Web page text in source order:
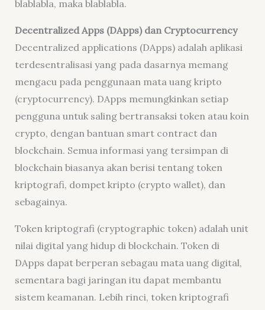
blablabla, maka blablabla.
Decentralized Apps (DApps) dan Cryptocurrency
Decentralized applications (DApps) adalah aplikasi
terdesentralisasi yang pada dasarnya memang
mengacu pada penggunaan mata uang kripto
(cryptocurrency). DApps memungkinkan setiap
pengguna untuk saling bertransaksi token atau koin
crypto, dengan bantuan smart contract dan
blockchain. Semua informasi yang tersimpan di
blockchain biasanya akan berisi tentang token
kriptografi, dompet kripto (crypto wallet), dan
sebagainya.
Token kriptografi (cryptographic token) adalah unit
nilai digital yang hidup di blockchain. Token di
DApps dapat berperan sebagau mata uang digital,
sementara bagi jaringan itu dapat membantu
sistem keamanan. Lebih rinci, token kriptografi